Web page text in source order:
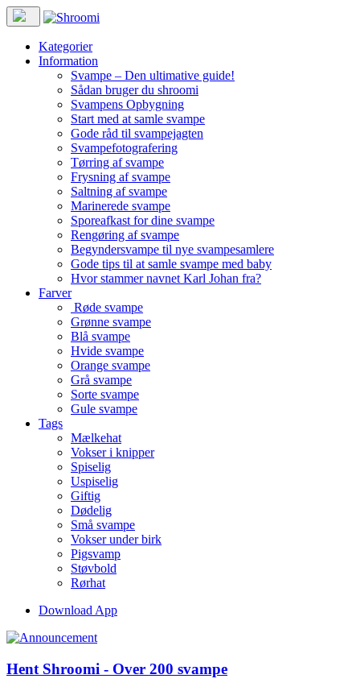
Kategorier
Information
Svampe – Den ultimative guide!
Sådan bruger du shroomi
Svampens Opbygning
Start med at samle svampe
Gode råd til svampejagten
Svampefotografering
Tørring af svampe
Frysning af svampe
Saltning af svampe
Marinerede svampe
Sporeafkast for dine svampe
Rengøring af svampe
Begyndersvampe til nye svampesamlere
Gode tips til at samle svampe med baby
Hvor stammer navnet Karl Johan fra?
Farver
Røde svampe
Grønne svampe
Blå svampe
Hvide svampe
Orange svampe
Grå svampe
Sorte svampe
Gule svampe
Tags
Mælkehat
Vokser i knipper
Spiselig
Uspiselig
Giftig
Dødelig
Små svampe
Vokser under birk
Pigsvamp
Støvbold
Rørhat
Download App
Hent Shroomi - Over 200 svampe